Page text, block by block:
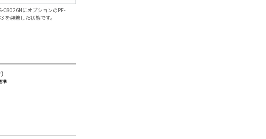
C8026NにオプションのPF-
を装着した状態です。
準